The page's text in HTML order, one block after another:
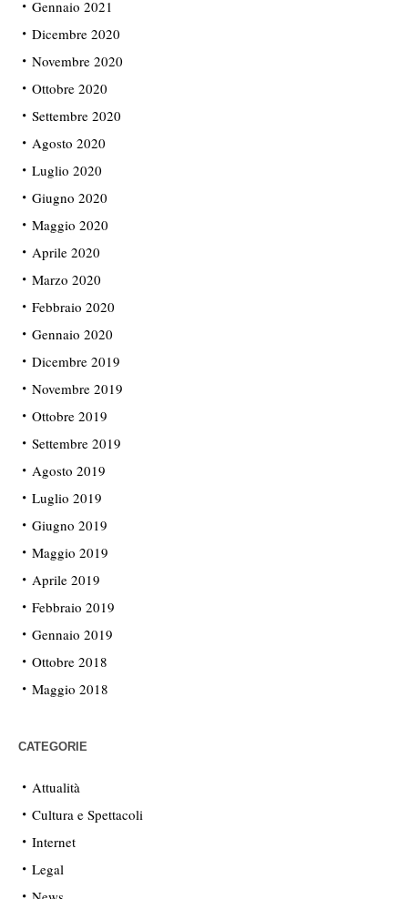
Gennaio 2021
Dicembre 2020
Novembre 2020
Ottobre 2020
Settembre 2020
Agosto 2020
Luglio 2020
Giugno 2020
Maggio 2020
Aprile 2020
Marzo 2020
Febbraio 2020
Gennaio 2020
Dicembre 2019
Novembre 2019
Ottobre 2019
Settembre 2019
Agosto 2019
Luglio 2019
Giugno 2019
Maggio 2019
Aprile 2019
Febbraio 2019
Gennaio 2019
Ottobre 2018
Maggio 2018
CATEGORIE
Attualità
Cultura e Spettacoli
Internet
Legal